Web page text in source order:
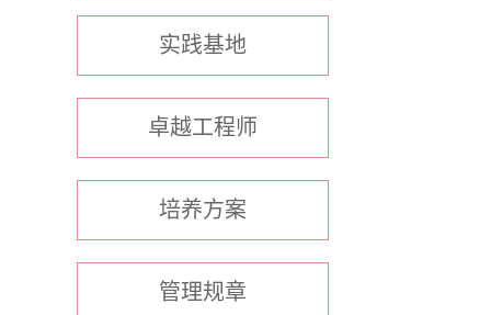
实践基地
卓越工程师
培养方案
管理规章